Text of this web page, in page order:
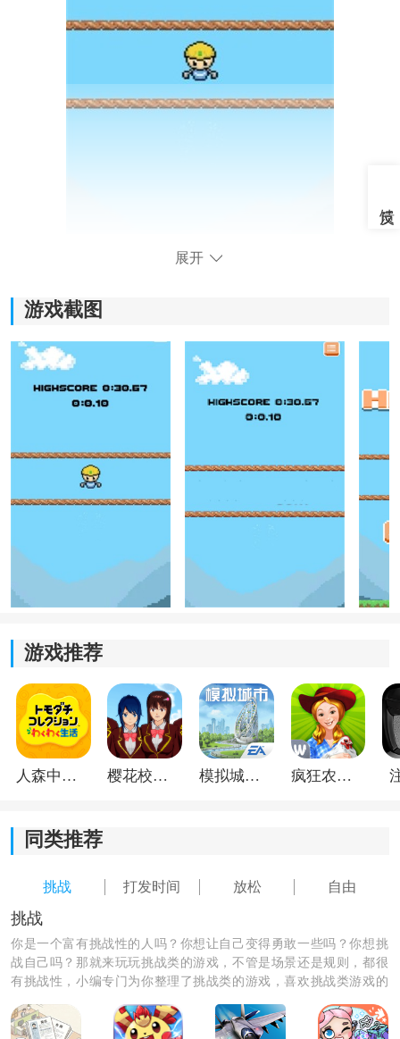
《HangTight》游戏特色：
1、玩家需要不断攀爬，避免障碍物的阻碍，测试自己的
反应速度和操作技巧。
2、采用简单的控制方式，让玩家很快上手，享受游戏的
3、游戏采用像素风格的画面，带来复古的感觉，沉浸在
冒险的世界中。
4、配备轻快的背景音乐和音效，增加游戏的乐趣和放松
的氛围。
展开
游戏截图
游戏推荐
人森中文版 樱花校园模拟器1.048.00中文版 模拟城市我是巿长联机版 疯狂农场3美国派19
同类推荐
挑战 打发时间 放松 自由
挑战
你是一个富有挑战性的人吗？你想让自己变得勇敢一些吗？你想挑
战自己吗？那就来玩玩挑战类的游戏，不管是场景还是规则，都很
有挑战性，小编专门为你整理了挑战类的游戏，喜欢挑战类游戏的